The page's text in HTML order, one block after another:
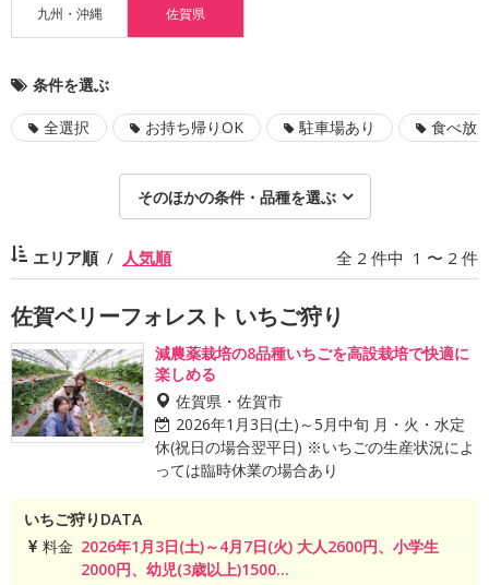
九州・沖縄 佐賀県
条件を選ぶ
全選択 お持ち帰りOK 駐車場あり 食べ放
そのほかの条件・品種を選ぶ
エリア順 人気順 全 2 件中 1 〜 2 件
佐賀ベリーフォレスト いちご狩り
減農薬栽培の8品種いちごを高設栽培で快適に
楽しめる
佐賀県・佐賀市
2026年1月3日(土)～5月中旬 月・火・水定
休(祝日の場合翌平日) ※いちごの生産状況によ
っては臨時休業の場合あり
いちご狩りDATA
料金 2026年1月3日(土)～4月7日(火) 大人2600円、小学生
2000円、幼児(3歳以上)1500...